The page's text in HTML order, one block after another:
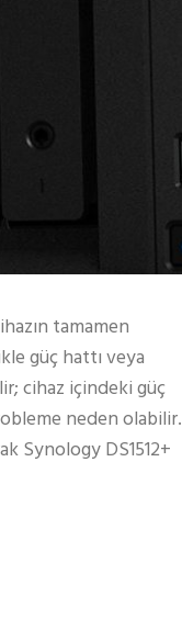
tamamen
güç hattı veya
cihaz içindeki güç
neden olabilir.
Synology DS1512+